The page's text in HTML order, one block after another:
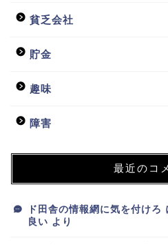
貧乏会社
貯金
趣味
障害
最近のコ
ド田舎の情報網に気を付けろ
良い より